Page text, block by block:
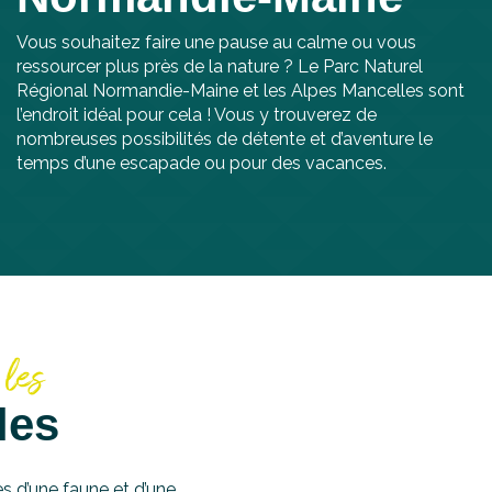
Vous souhaitez faire une pause au calme ou vous
ressourcer plus près de la nature ? Le Parc Naturel
Régional Normandie-Maine et les Alpes Mancelles sont
l’endroit idéal pour cela ! Vous y trouverez de
nombreuses possibilités de détente et d’aventure le
temps d’une escapade ou pour des vacances.